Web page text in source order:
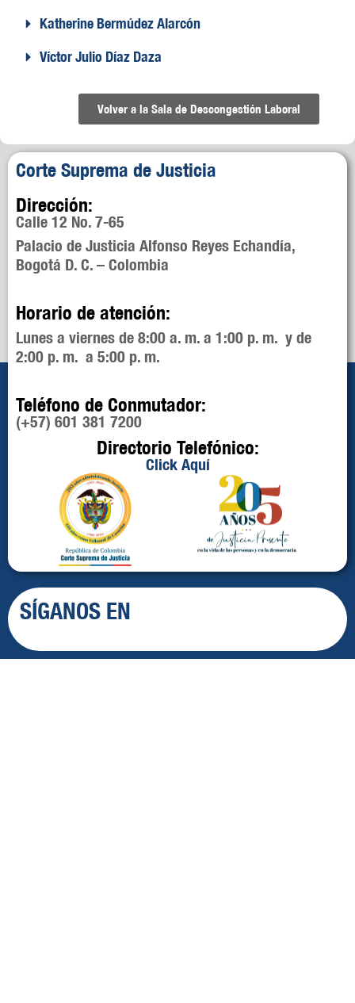
Katherine Bermúdez Alarcón
Víctor Julio Díaz Daza
Volver a la Sala de Descongestión Laboral
Corte Suprema de Justicia
Dirección:
Calle 12 No. 7-65
Palacio de Justicia Alfonso Reyes Echandía,
Bogotá D. C. – Colombia
Horario de atención:
Lunes a viernes de 8:00 a. m. a 1:00 p. m. y de
2:00 p. m. a 5:00 p. m.
Teléfono de Conmutador:
(+57) 601 381 7200
Directorio Telefónico:
Click Aquí
SÍGANOS EN